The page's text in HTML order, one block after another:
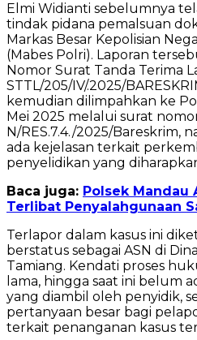
Elmi Widianti sebelumnya
tindak pidana pemalsuan
Markas Besar Kepolisian
(Mabes Polri). Laporan
Nomor Surat Tanda Terima
STTL/205/IV/.2025/
kemudian dilimpahkan ke
Mei 2025 melalui surat
N/RES.7.4./2025/Bareskrim,
ada kejelasan terkait
penyelidikan yang
Baca juga: Polsek Mandau
Terlibat Penyalahgunaan
Terlapor dalam kasus ini
berstatus sebagai ASN di
Tamiang. Kendati proses
lama, hingga saat ini belum
yang diambil oleh penyidik,
pertanyaan besar bagi
terkait penanganan kasus